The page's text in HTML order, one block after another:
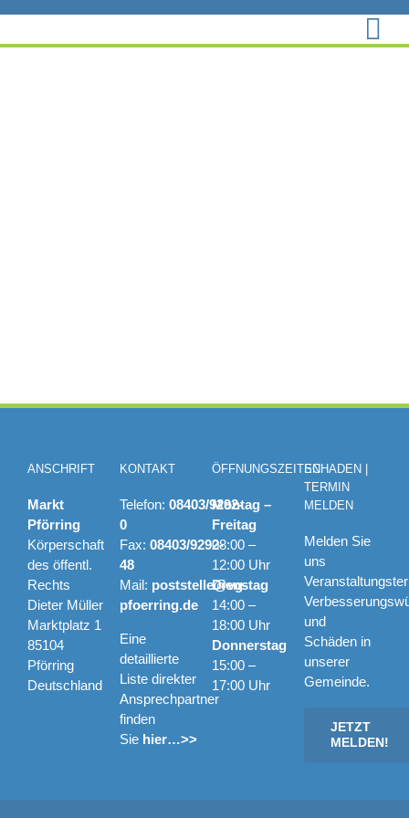
springen
ANSCHRIFT
Markt
Pförring
Körperschaft
des öffentl.
Rechts
Dieter Müller
Marktplatz 1
85104
Pförring
Deutschland
KONTAKT
Telefon: 08403/9292-
0
Fax: 08403/9292-
48
Mail: poststelle@vg-
pfoerring.de
Eine
detaillierte
Liste direkter
Ansprechpartner
finden
Sie hier…>>
ÖFFNUNGSZEITEN
Montag –
Freitag
08:00 –
12:00 Uhr
Dienstag
14:00 –
18:00 Uhr
Donnerstag
15:00 –
17:00 Uhr
SCHADEN |
TERMIN
MELDEN
Melden Sie
uns
und
Schäden in
unserer
Gemeinde.
JETZT
MELDEN!